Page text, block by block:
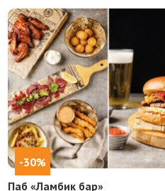
-30%
Паб «Ламбик бар»